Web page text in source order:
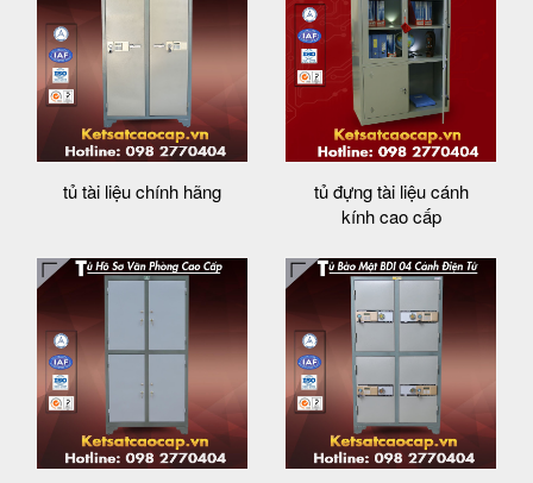
tủ tài liệu chính hãng
tủ đựng tài liệu cánh
kính cao cấp